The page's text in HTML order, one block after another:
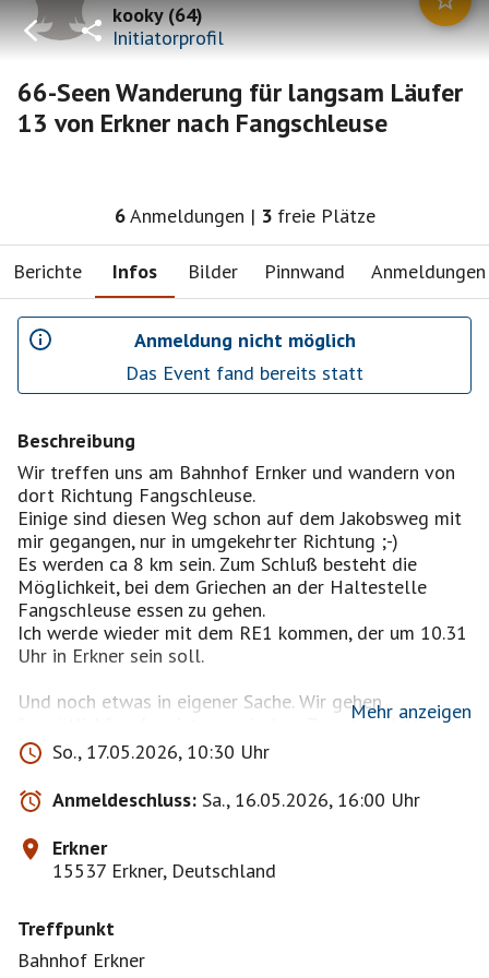
kooky(64)
Initiatorprofil
66-Seen Wanderung für langsam Läufer
13 von Erkner nach Fangschleuse
6Anmeldungen | 3 freie Plätze
Berichte Infos Bilder Pinnwand Anmeldungen
Anmeldung nicht möglich
Das Event fand bereits statt
Beschreibung
Wir treffen uns am Bahnhof Ernker und wandern von
dort Richtung Fangschleuse.
Einige sind diesen Weg schon auf dem Jakobsweg mit
mir gegangen, nur in umgekehrter Richtung ;-)
Es werden ca 8 km sein. Zum Schluß besteht die
Möglichkeit, bei dem Griechen an der Haltestelle
Fangschleuse essen zu gehen.
Ich werde wieder mit dem RE1 kommen, der um 10.31
Uhr in Erkner sein soll.
Und noch etwas in eigener Sache. Wir gehen
"gemütlich" und meist so zwischen 7 auch mal 10 km,
ca. 3,5 km/h. Da es genügend "Fußkranke" gibt, die
auch gerne laufen möchten.
Bitte an alle "Wanderer", habt dafür Verständnis.
DANKE
Noch etwas: Bitte habt Verständnis dafür, dass zuerst
die bestätigt werden, die von Anfang an mitgelaufen
Startpunkt ist immer der Endpunkt der letzten Tour,
bzw. Bahn-Bus/S-/U-Bahnstation in der Nähe.
Mehr anzeigen
So., 17.05.2026, 10:30 Uhr
Anmeldeschluss: Sa., 16.05.2026, 16:00 Uhr
Erkner
15537 Erkner, Deutschland
Treffpunkt
Bahnhof Erkner